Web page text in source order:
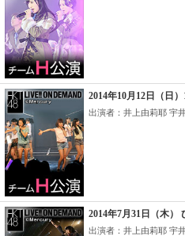
2014年10月12日（日
出演者：井上由莉耶 宇
2014年7月31日（木）
出演者：井上由莉耶 宇